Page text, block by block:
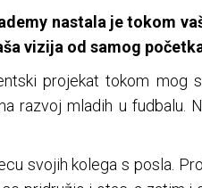
nastala je tokom
vizija od samog
projekat tokom mog
razvoj mladih u fudbalu.
svojih kolega s posla.